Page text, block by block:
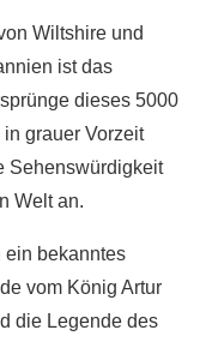
Wiltshire und
ist das
dieses 5000
grauer Vorzeit
Sehenswürdigkeit
Welt an.
bekanntes
vom König Artur
die Legende des